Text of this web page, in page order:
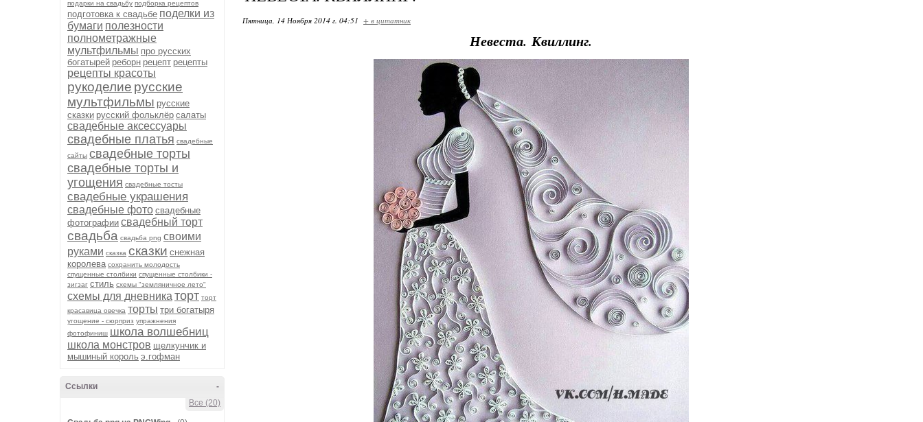
подарки на свадьбу подборка рецептов
подготовка к свадьбе поделки из
бумаги полезности
полнометражные
мультфильмы про русских
богатырей реборн рецепт рецепты
рецепты красоты
рукоделие русские
мультфильмы русские
сказки русский фольклёр салаты
свадебные аксессуары
свадебные платья свадебные
сайты свадебные торты
свадебные торты и
угощения свадебные тосты
свадебные украшения
свадебные фото свадебные
фотографии свадебный торт
свадьба свадьба png своими
руками сказка сказки снежная
королева сохранить молодость
спущенные столбики спущенные столбики -
зигзаг стиль схемы "земляничное лето"
схемы для дневника торт торт
красавица овечка торты три богатыря
угощение - сюрприз упражнения
фотофиниш школа волшебниц
школа монстров щелкунчик и
мышиный король э.гофман
-
Ссылки
Все (20)
Пятница, 14 Ноября 2014 г. 04:51 + в цитатник
Невеста. Квиллинг.